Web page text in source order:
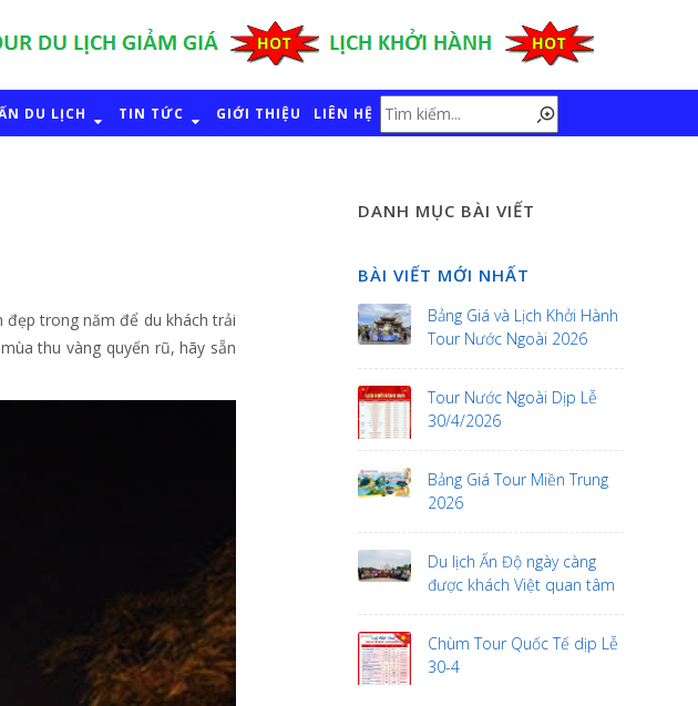
DU LỊCH TIN TỨC GIỚI THIỆU LIÊN HỆ
trong năm để du khách trải
thu vàng quyến rũ, hãy sẵn
DANH MỤC BÀI VIẾT
BÀI VIẾT MỚI NHẤT
Bảng Giá và Lịch Khởi Hành
Tour Nước Ngoài 2026
Tour Nước Ngoài Dịp Lễ
30/4/2026
Bảng Giá Tour Miền Trung
2026
Du lịch Ấn Độ ngày càng
được khách Việt quan tâm
Chùm Tour Quốc Tế dịp Lễ
30-4